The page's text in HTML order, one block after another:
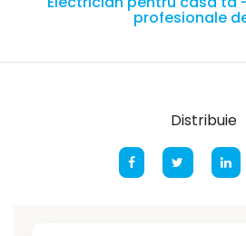
profesionale
Distribuie